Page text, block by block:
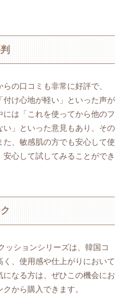
の口コミも非常に好評で、
付け心地が軽い」といった声が
は「これを使ってから他のフ
い」といった意見もあり、その
、敏感肌の方でも安心して使
心して試してみることができ
ッションシリーズは、韓国コ
く、使用感や仕上がりにおいて
なる方は、ぜひこの機会にお
から購入できます。